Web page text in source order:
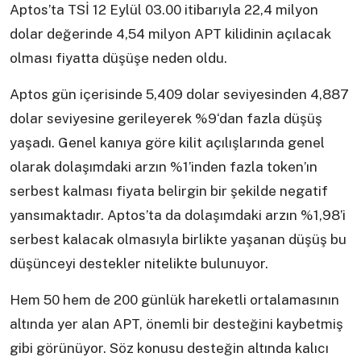
Aptos’ta TSİ 12 Eylül 03.00 itibarıyla 22,4 milyon
dolar değerinde 4,54 milyon APT kilidinin açılacak
olması fiyatta düşüşe neden oldu.
Aptos gün içerisinde 5,409 dolar seviyesinden 4,887
dolar seviyesine gerileyerek %9‘dan fazla düşüş
yaşadı. Genel kanıya göre kilit açılışlarında genel
olarak dolaşımdaki arzın %1’inden fazla token’ın
serbest kalması fiyata belirgin bir şekilde negatif
yansımaktadır. Aptos’ta da dolaşımdaki arzın %1,98’i
serbest kalacak olmasıyla birlikte yaşanan düşüş bu
düşünceyi destekler nitelikte bulunuyor.
Hem 50 hem de 200 günlük hareketli ortalamasının
altında yer alan APT, önemli bir desteğini kaybetmiş
gibi görünüyor. Söz konusu desteğin altında kalıcı